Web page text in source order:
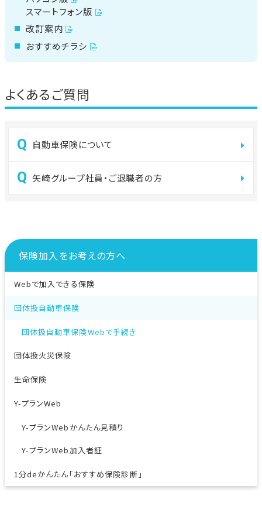
スマートフォン版
改訂案内
おすすめチラシ
よくあるご質問
自動車保険について
矢崎グループ社員・ご退職者の方
保険加入をお考えの方へ
Webで加入できる保険
団体扱自動車保険
団体扱自動車保険Webで手続き
団体扱火災保険
生命保険
Y-プランWeb
Y-プランWebかんたん見積り
Y-プランWeb加入者証
1分deかんたん「おすすめ保険診断」